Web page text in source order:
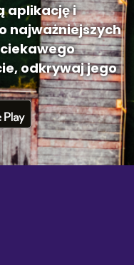
aplikację i
najważniejszych
odkrywaj jego